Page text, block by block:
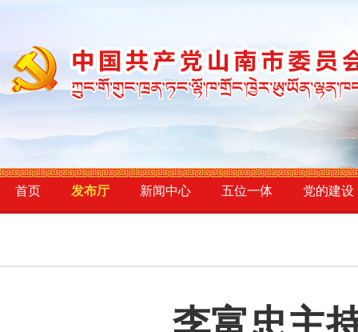
首页 发布厅 新闻中心 五位一体 党的建设